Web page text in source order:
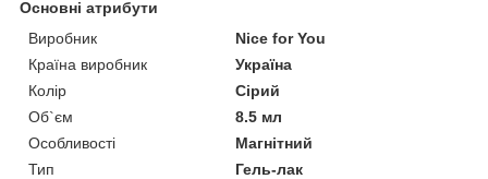
Основні атрибути
Виробник
Nice for You
Країна виробник
Україна
Колір
Сірий
Об`єм
8.5 мл
Особливості
Магнітний
Тип
Гель-лак